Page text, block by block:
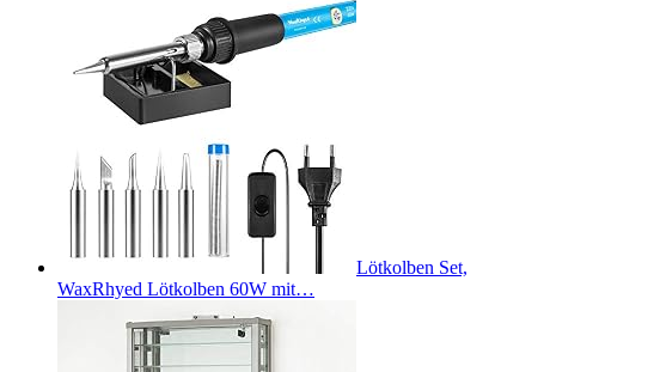
Lötkolben Set,
WaxRhyed Lötkolben 60W mit…